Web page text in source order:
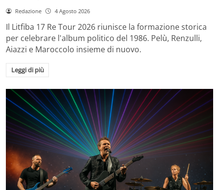
Redazione 4 Agosto 2026
Il Litfiba 17 Re Tour 2026 riunisce la formazione storica
per celebrare l'album politico del 1986. Pelù, Renzulli,
Aiazzi e Maroccolo insieme di nuovo.
Leggi di più